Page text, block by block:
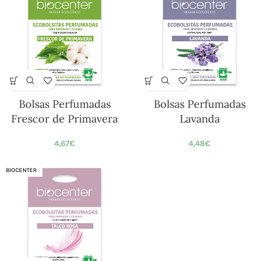
Bolsas Perfumadas
Frescor de Primavera
4,67€
Bolsas Perfumadas
Lavanda
4,48€
BIOCENTER